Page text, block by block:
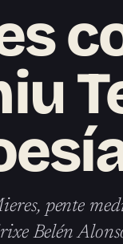
pente
Belén